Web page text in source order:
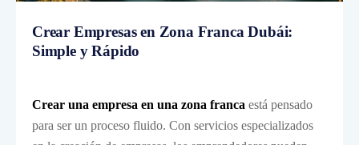
Crear Empresas en Zona Franca Dubái:
Simple y Rápido
Crear una empresa en una zona franca está pensado
para ser un proceso fluido. Con servicios especializados